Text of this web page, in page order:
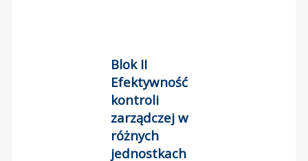
Blok II
Efektywność
kontroli
zarządczej w
różnych
jednostkach